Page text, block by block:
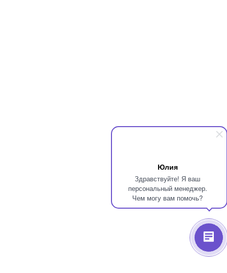
Юлия
Здравствуйте! Я ваш
персональный менеджер.
Чем могу вам помочь?